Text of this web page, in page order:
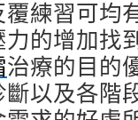
練習可均
力的增加找
治療的目的
斷以及各階